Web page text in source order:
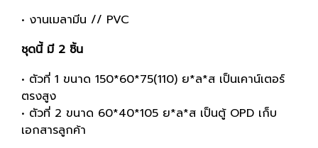
• งานเมลามีน // PVC
ชุดนี้ มี 2 ชิ้น
• ตัวที่ 1 ขนาด 150*60*75(110) ย*ล*ส เป็นเคาน์เตอร์
ตรงสูง
• ตัวที่ 2 ขนาด 60*40*105 ย*ล*ส เป็นตู้ OPD เก็บ
เอกสารลูกค้า